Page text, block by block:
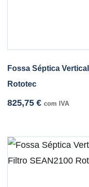
Fossa Séptica
Rototec
825,75 € com IVA